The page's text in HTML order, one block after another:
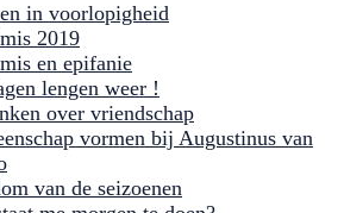
in voorlopigheid
2019
en epifanie
lengen weer !
over vriendschap
vormen bij Augustinus van
van de seizoenen